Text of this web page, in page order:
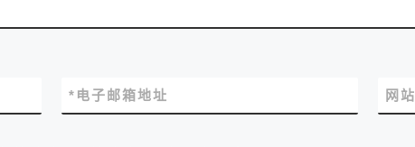
电子邮箱地址
* 网